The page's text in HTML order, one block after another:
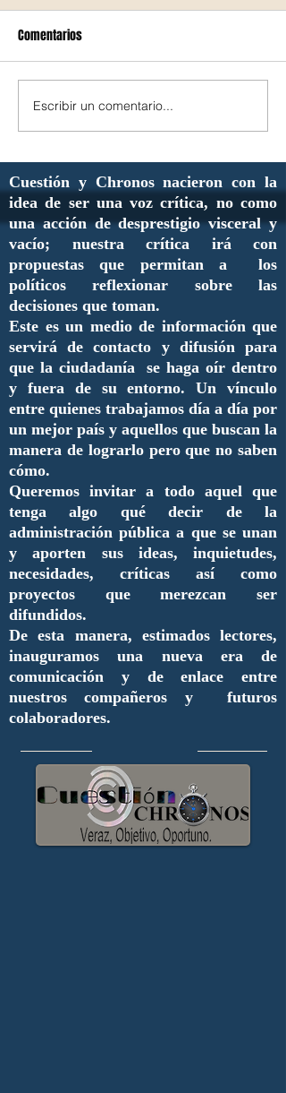
Comentarios
Escribir un comentario...
Cuestión y Chronos nacieron con la
idea de ser una voz crítica, no como
una acción de desprestigio visceral y
vacío; nuestra crítica irá con
propuestas que permitan a los
políticos reflexionar sobre las
decisiones que toman.
Este es un medio de información que
servirá de contacto y difusión para
que la ciudadanía se haga oír dentro
y fuera de su entorno. Un vínculo
entre quienes trabajamos día a día por
un mejor país y aquellos que buscan la
manera de lograrlo pero que no saben
cómo.
Queremos invitar a todo aquel que
tenga algo qué decir de la
administración pública a que se unan
y aporten sus ideas, inquietudes,
necesidades, críticas así como
proyectos que merezcan ser
difundidos.
De esta manera, estimados lectores,
inauguramos una nueva era de
comunicación y de enlace entre
nuestros compañeros y futuros
colaboradores.